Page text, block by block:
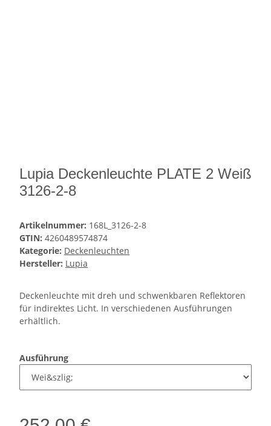
Lupia Deckenleuchte PLATE 2 Weiß
3126-2-8
Artikelnummer: 168L_3126-2-8
GTIN: 4260489574874
Kategorie: Deckenleuchten
Hersteller: Lupia
Deckenleuchte mit dreh und schwenkbaren Reflektoren
für indirektes Licht. In verschiedenen Ausführungen
erhältlich.
Ausführung